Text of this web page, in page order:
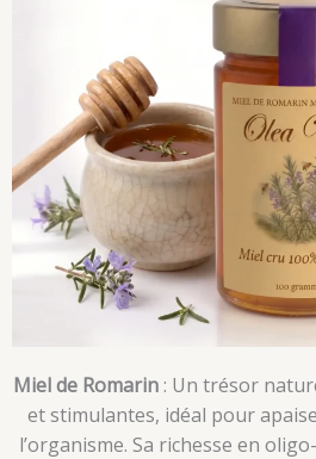
Miel de Romarin: Un trésor
et stimulantes, idéal pour
l’organisme. Sa richesse en